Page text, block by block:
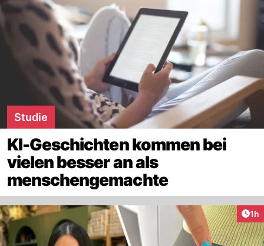
Studie
KI-Geschichten kommen bei
vielen besser an als
menschengemachte
1h